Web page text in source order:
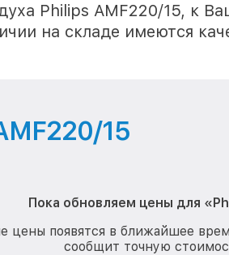
Philips AMF220/15, к
на складе имеются
15
Пока обновляем цены для
цены появятся в ближайшее
сообщит точную